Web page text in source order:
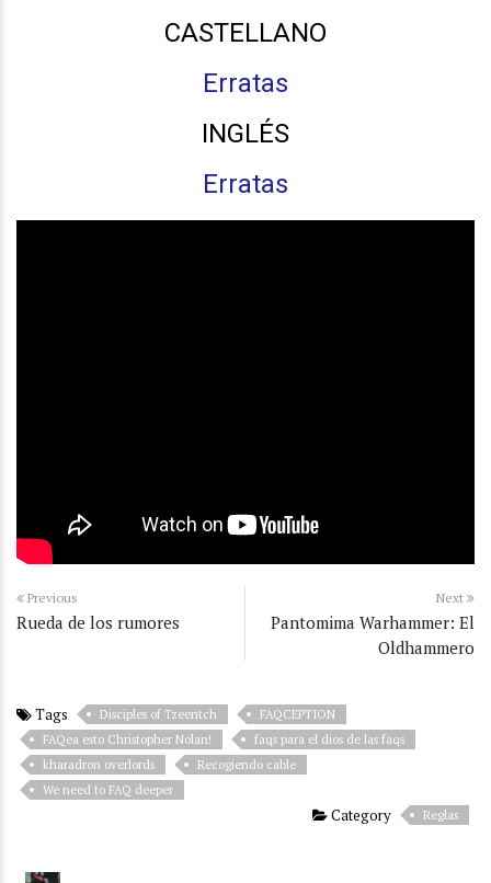
CASTELLANO
Erratas
INGLÉS
Erratas
Previous
Rueda de los rumores
Next
Pantomima Warhammer: El
Oldhammero
Tags Disciples of Tzeentch
FAQCEPTION
FAQea esto Christopher Nolan!
faqs para el dios de las faqs
kharadron overlords
Recogiendo cable
We need to FAQ deeper
Category Reglas